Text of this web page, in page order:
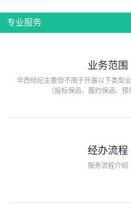
专业服务
业务范围
华西经纪主要但不限于开展以下类型
（投标保函、履约保函、预
险、政府公共安全责任保险/自然灾害公
人责任险、首台套/首版次保险、科技保
险产品；（六）保险招投标业务。随着
经办流程
服务流程介绍